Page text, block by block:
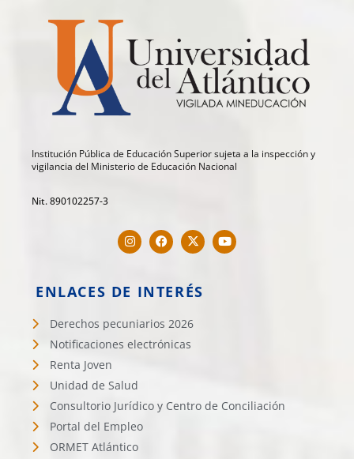
Institución Pública de Educación Superior sujeta a la inspección y
vigilancia del Ministerio de Educación Nacional
Nit. 890102257-3
ENLACES DE INTERÉS
Derechos pecuniarios 2026
Notificaciones electrónicas
Renta Joven
Unidad de Salud
Consultorio Jurídico y Centro de Conciliación
Portal del Empleo
ORMET Atlántico